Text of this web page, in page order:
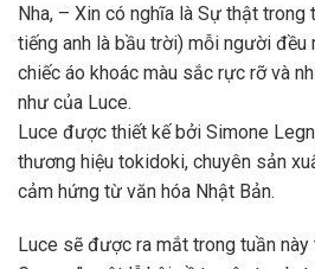
Nha, – Xin có nghĩa là Sự thật trong
tiếng anh là bầu trời) mỗi người đều
chiếc áo khoác màu sắc rực rỡ và
như của Luce.
Luce được thiết kế bởi Simone
thương hiệu tokidoki, chuyên sản
cảm hứng từ văn hóa Nhật Bản.
Luce sẽ được ra mắt trong tuần này